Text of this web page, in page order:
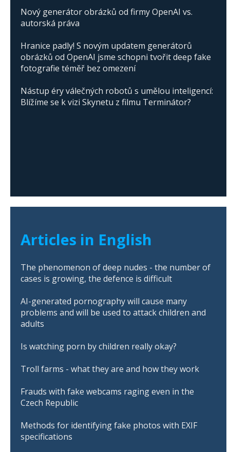
Nový generátor obrázků od firmy OpenAI vs.
autorská práva
Hranice padly! S novým updatem generátorů
obrázků od OpenAI jsme schopni tvořit deep fake
fotografie téměř bez omezení
Nástup éry válečných robotů s umělou inteligencí:
Blížíme se k vizi Skynetu z filmu Terminátor?
Articles in English
The phenomenon of deep nudes - the number of
cases is growing, the defence is difficult
AI-generated pornography will cause many
problems and will be used to attack children and
adults
Is watching porn by children really okay?
Troll farms - what they are and how they work
Frauds with fake webcams raging even in the
Czech Republic
Methods for identifying fake photos with EXIF
specifications